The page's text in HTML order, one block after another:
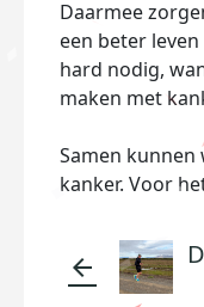
Daarmee
een beter
hard nodig,
maken met
Samen kunnen
kanker. Voor
arrow_back